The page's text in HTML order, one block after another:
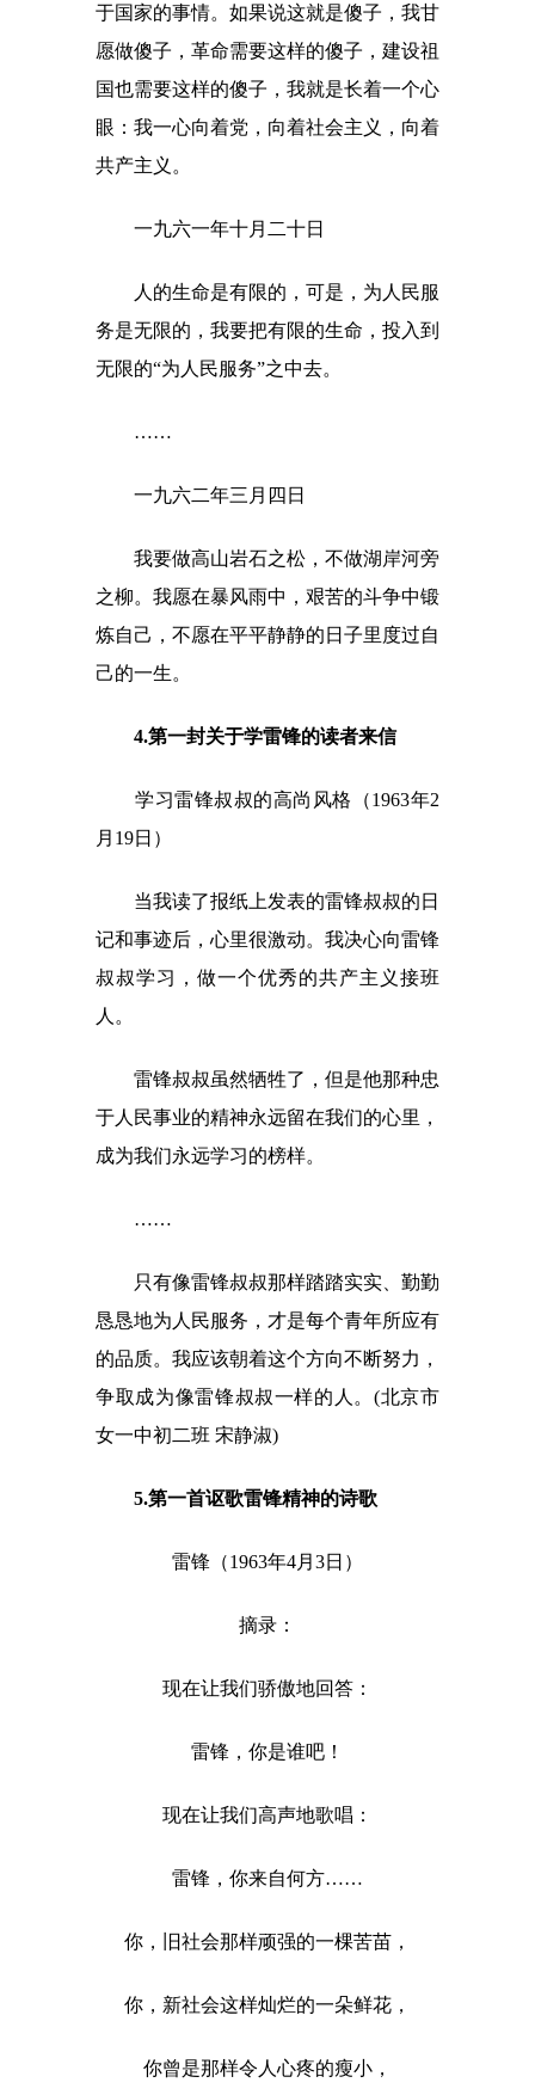
于国家的事情。如果说这就是傻子，我甘
愿做傻子，革命需要这样的傻子，建设祖
国也需要这样的傻子，我就是长着一个心
眼：我一心向着党，向着社会主义，向着
共产主义。
一九六一年十月二十日
人的生命是有限的，可是，为人民服
务是无限的，我要把有限的生命，投入到
无限的“为人民服务”之中去。
……
一九六二年三月四日
我要做高山岩石之松，不做湖岸河旁
之柳。我愿在暴风雨中，艰苦的斗争中锻
炼自己，不愿在平平静静的日子里度过自
己的一生。
4.第一封关于学雷锋的读者来信
学习雷锋叔叔的高尚风格（1963年2
月19日）
当我读了报纸上发表的雷锋叔叔的日
记和事迹后，心里很激动。我决心向雷锋
叔叔学习，做一个优秀的共产主义接班
人。
雷锋叔叔虽然牺牲了，但是他那种忠
于人民事业的精神永远留在我们的心里，
成为我们永远学习的榜样。
……
只有像雷锋叔叔那样踏踏实实、勤勤
恳恳地为人民服务，才是每个青年所应有
的品质。我应该朝着这个方向不断努力，
争取成为像雷锋叔叔一样的人。(北京市
女一中初二班 宋静淑)
5.第一首讴歌雷锋精神的诗歌
雷锋（1963年4月3日）
摘录：
现在让我们骄傲地回答：
雷锋，你是谁吧！
现在让我们高声地歌唱：
雷锋，你来自何方……
你，旧社会那样顽强的一棵苦苗，
你，新社会这样灿烂的一朵鲜花，
你曾是那样令人心疼的瘦小，